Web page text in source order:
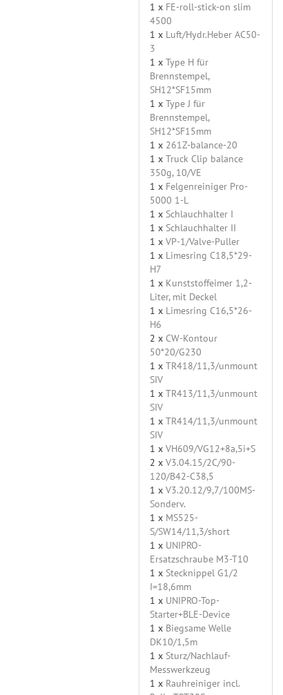
1 x FE-roll-stick-on slim
4500
1 x Luft/Hydr.Heber AC50-
3
1 x Type H für
Brennstempel,
SH12*SF15mm
1 x Type J für
Brennstempel,
SH12*SF15mm
1 x 261Z-balance-20
1 x Truck Clip balance
350g, 10/VE
1 x Felgenreiniger Pro-
5000 1-L
1 x Schlauchhalter I
1 x Schlauchhalter II
1 x VP-1/Valve-Puller
1 x Limesring C18,5*29-
H7
1 x Kunststoffeimer 1,2-
Liter, mit Deckel
1 x Limesring C16,5*26-
H6
2 x CW-Kontour
50*20/G230
1 x TR418/11,3/unmount
SIV
1 x TR413/11,3/unmount
SIV
1 x TR414/11,3/unmount
SIV
1 x VH609/VG12+8a,5i+S
2 x V3.04.15/2C/90-
120/B42-C38,5
1 x V3.20.12/9,7/100MS-
Sonderv.
1 x MS525-
S/SW14/11,3/short
1 x UNIPRO-
Ersatzschraube M3-T10
1 x Stecknippel G1/2
I=18,6mm
1 x UNIPRO-Top-
Starter+BLE-Device
1 x Biegsame Welle
DK10/1,5m
1 x Sturz/Nachlauf-
Messwerkzeug
1 x Rauhreiniger incl.